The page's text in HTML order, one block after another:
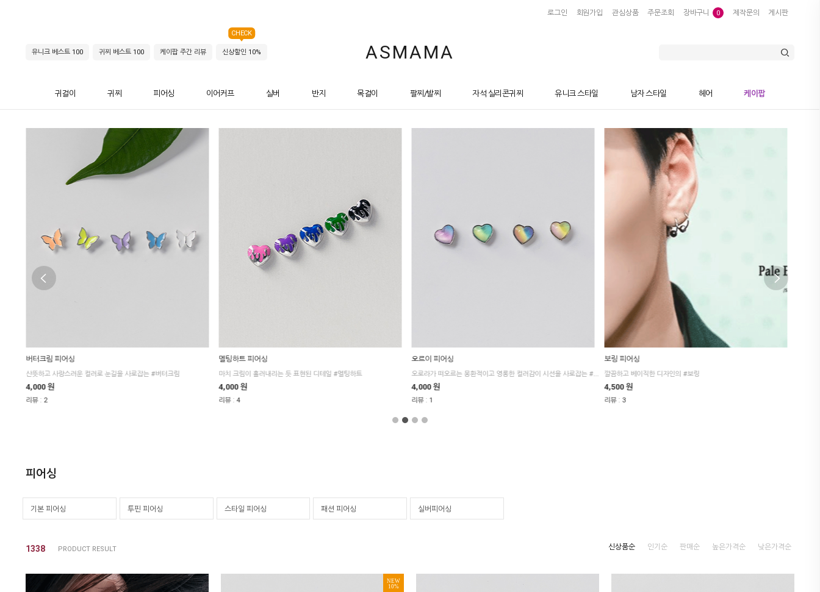
로그인 회원가입 관심상품 주문조회 장바구니 0 제작문의 게시판
ASMAMA
유니크 베스트 100 귀찌 베스트 100 케이팝 주간 리뷰 신상할인 10%
CHECK
귀걸이 귀찌 피어싱 이어커프 실버 반지 목걸이 팔찌/발찌 자석 실리콘귀찌 유니크 스타일 남자 스타일 헤어 케이팝
버터크림 피어싱
산뜻하고 사랑스러운 컬러로 눈길을 사로잡는 #버터크림
4,000 원
리뷰: 2
멜팅하트 피어싱
마치 크림이 흘러내리는 듯 표현된 디테일 #멜팅하트
4,000 원
리뷰:4
오르이 피어싱
오로라가 떠오르는 몽환적이고 영롱한 컬러감이 시선을 사로잡는 #오르이
4,000 원
리뷰: 1
보링 피어싱
깔끔하고 베이직한 디자인의 #보링
4,500 원
리뷰: 3
피어싱
기본 피어싱 투핀 피어싱 스타일 피어싱 패션 피어싱 실버피어싱
1338 신상품순 인기순 판매순 높은가격순 낮은가격순
NEW
10%